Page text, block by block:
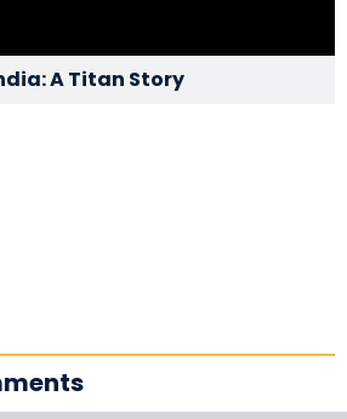
A Titan Story